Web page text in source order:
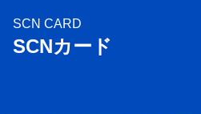
ケーブルテレビ
SCN CARD
SCNカード